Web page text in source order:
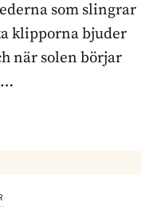
som slingrar
klipporna bjuder
när solen börjar
…